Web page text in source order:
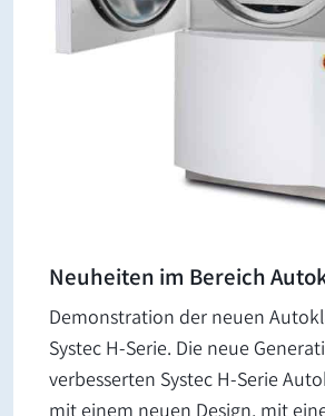
Neuheiten im Bereich
Demonstration der neuen
Systec H-Serie. Die neue
verbesserten Systec H-Serie